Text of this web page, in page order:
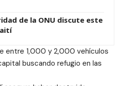
de la ONU discute este
entre 1,000 y 2,000 vehículos
buscando refugio en las